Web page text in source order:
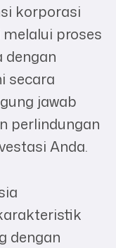
korporasi
proses
dengan
secara
jawab
perlindungan
Anda.
dengan